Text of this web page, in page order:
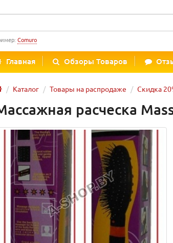
Comuro
Главная Обзоры Товаров
Каталог Товары на распродаже Скидка
расческа